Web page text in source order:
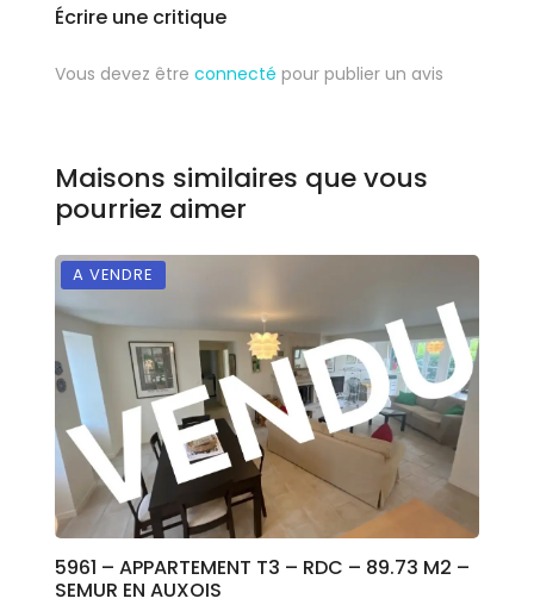
Écrire une critique
Vous devez être connecté pour publier un avis
Maisons similaires que vous
pourriez aimer
A VENDRE
5961 – APPARTEMENT T3 – RDC – 89.73 M2 –
SEMUR EN AUXOIS